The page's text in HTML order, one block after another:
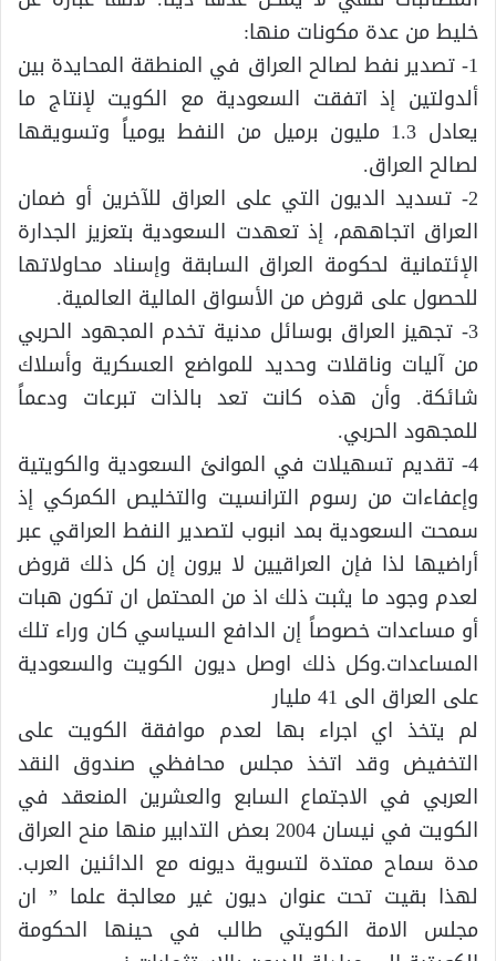
خليط من عدة مكونات منها:
1- تصدير نفط لصالح العراق في المنطقة المحايدة بين
ألدولتين إذ اتفقت السعودية مع الكويت لإنتاج ما
يعادل 1.3 مليون برميل من النفط يومياً وتسويقها
لصالح العراق.
2- تسديد الديون التي على العراق للآخرين أو ضمان
العراق اتجاههم، إذ تعهدت السعودية بتعزيز الجدارة
الإئتمانية لحكومة العراق السابقة وإسناد محاولاتها
للحصول على قروض من الأسواق المالية العالمية.
3- تجهيز العراق بوسائل مدنية تخدم المجهود الحربي
من آليات وناقلات وحديد للمواضع العسكرية وأسلاك
شائكة. وأن هذه كانت تعد بالذات تبرعات ودعماً
للمجهود الحربي.
4- تقديم تسهيلات في الموانئ السعودية والكويتية
وإعفاءات من رسوم الترانسيت والتخليص الكمركي إذ
سمحت السعودية بمد انبوب لتصدير النفط العراقي عبر
أراضيها لذا فإن العراقيين لا يرون إن كل ذلك قروض
لعدم وجود ما يثبت ذلك اذ من المحتمل ان تكون هبات
أو مساعدات خصوصاً إن الدافع السياسي كان وراء تلك
المساعدات.وكل ذلك اوصل ديون الكويت والسعودية
على العراق الى 41 مليار
لم يتخذ اي اجراء بها لعدم موافقة الكويت على
التخفيض وقد اتخذ مجلس محافظي صندوق النقد
العربي في الاجتماع السابع والعشرين المنعقد في
الكويت في نيسان 2004 بعض التدابير منها منح العراق
مدة سماح ممتدة لتسوية ديونه مع الدائنين العرب.
لهذا بقيت تحت عنوان ديون غير معالجة علما ” ان
مجلس الامة الكويتي طالب في حينها الحكومة